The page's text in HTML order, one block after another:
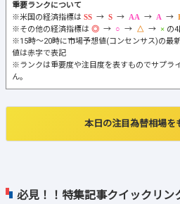
必見！！特集記事クイックリン
重要ランクについて
※米国の経済指標は
→ → → →
※その他の経済指標は
→ → →
の
※15時～20時に市場予想値(コンセンサス)の最
値は赤字で表記
※ランクは重要度や注目度を表すものでサプラ
ん。
本日の注目為替相場を